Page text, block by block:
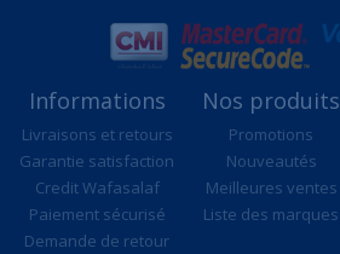
Informations
Livraisons et retours
Garantie satisfaction
Credit Wafasalaf
Paiement sécurisé
Demande de retour
Nos produits
Promotions
Nouveautés
Meilleures ventes
Liste des marques